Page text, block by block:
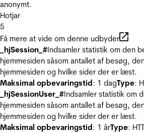
anonymt.
Hotjar
5
Få mere at vide om denne udbyder
_hjSession_#Indsamler statistik om den
hjemmesiden såsom antallet af besøg,
hjemmesiden og hvilke sider der er læst.
Maksimal opbevaringstid: 1 dagType:
_hjSessionUser_#Indsamler statistik om
hjemmesiden såsom antallet af besøg,
hjemmesiden og hvilke sider der er læst.
Maksimal opbevaringstid: 1 årType: